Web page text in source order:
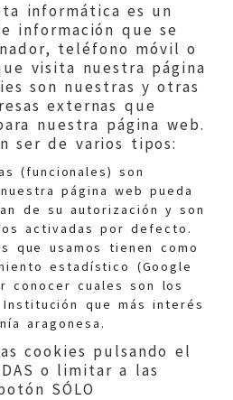
informática es un
información que se
teléfono móvil o
visita nuestra página
son nuestras y otras
externas que
nuestra página web.
ser de varios tipos:
(funcionales) son
página web pueda
de su autorización y son
activadas por defecto.
que usamos tienen como
estadístico (Google
conocer cuales son los
que más interés
aragonesa.
cookies pulsando el
o limitar a las
SÓLO
general:
210 210/